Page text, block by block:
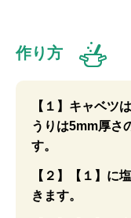
作り方
【１】キャベツ
うりは5mm厚さ
す。
【２】【１】に
きます。